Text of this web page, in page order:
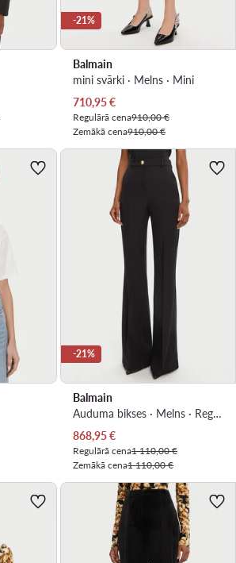
-21%
Balmain
mini svārki · Melns · Mini
Pašreizējā cena
710,95€
Regulārā cena910,00 €
Zemākā cena910,00 €
-21%
Balmain
Auduma bikses · Melns · Regular Fit
Pašreizējā cena
868,95€
Regulārā cena1 110,00 €
Zemākā cena1 110,00 €